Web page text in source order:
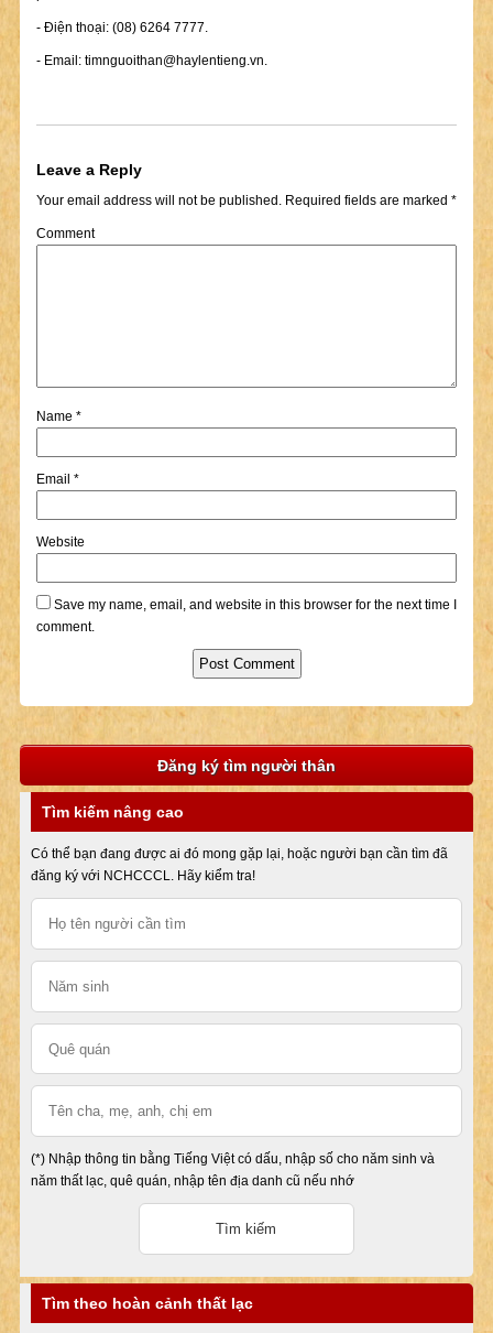
- Điện thoại: (08) 6264 7777.
- Email: timnguoithan@haylentieng.vn.
Leave a Reply
Your email address will not be published.Required fields are marked *
Comment
Name *
Email *
Website
Save my name, email, and website in this browser for the next time I
comment.
Đăng ký tìm người thân
Tìm kiếm nâng cao
Có thể bạn đang được ai đó mong gặp lại, hoặc người bạn cần tìm đã
đăng ký với NCHCCCL. Hãy kiểm tra!
(*) Nhập thông tin bằng Tiếng Việt có dấu, nhập số cho năm sinh và
năm thất lạc, quê quán, nhập tên địa danh cũ nếu nhớ
Tìm theo hoàn cảnh thất lạc